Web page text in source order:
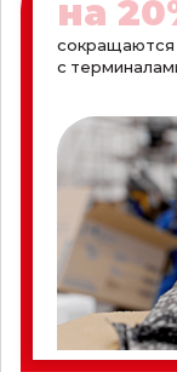
сокращаются
с